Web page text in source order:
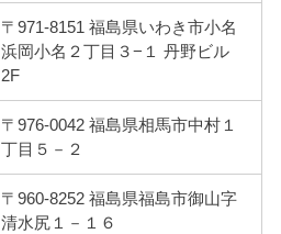
〒971-8151 福島県いわき市小名
浜岡小名２丁目３−１ 丹野ビル
2F
〒976-0042 福島県相馬市中村１
丁目５－２
〒960-8252 福島県福島市御山字
清水尻１－１６